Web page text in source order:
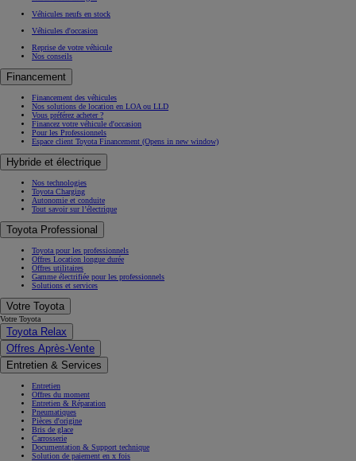
Véhicules neufs en stock
Véhicules d'occasion
Reprise de votre véhicule
Nos conseils
Financement
Financement des véhicules
Nos solutions de location en LOA ou LLD
Vous préférez acheter ?
Financez votre véhicule d'occasion
Pour les Professionnels
Espace client Toyota Financement (Opens in new window)
Hybride et électrique
Nos technologies
Toyota Charging
Autonomie et conduite
Tout savoir sur l’électrique
Toyota Professional
Toyota pour les professionnels
Offres Location longue durée
Offres utilitaires
Gamme électrifiée pour les professionnels
Solutions et services
Votre Toyota
Votre Toyota
Toyota Relax
Offres Après-Vente
Entretien & Services
Entretien
Offres du moment
Entretien & Réparation
Pneumatiques
Pièces d'origine
Bris de glace
Carrosserie
Documentation & Support technique
Solution de paiement en x fois